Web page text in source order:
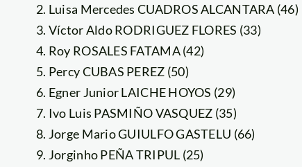
Luisa Mercedes CUADROS ALCANTARA (46)
Víctor Aldo RODRIGUEZ FLORES (33)
Roy ROSALES FATAMA (42)
Percy CUBAS PEREZ (50)
Egner Junior LAICHE HOYOS (29)
Ivo Luis PASMIÑO VASQUEZ (35)
Jorge Mario GUIULFO GASTELU (66)
Jorginho PEÑA TRIPUL (25)